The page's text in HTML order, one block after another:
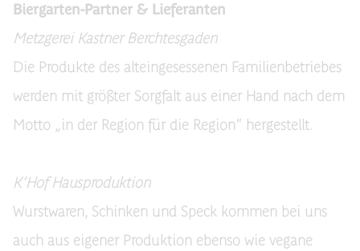
Biergarten-Partner & Lieferanten
Metzgerei Kastner Berchtesgaden
Die Produkte des alteingesessenen Familienbetriebes
werden mit größter Sorgfalt aus einer Hand nach dem
Motto „in der Region für die Region“ hergestellt.
K’Hof Hausproduktion
Wurstwaren, Schinken und Speck kommen bei uns
auch aus eigener Produktion ebenso wie vegane